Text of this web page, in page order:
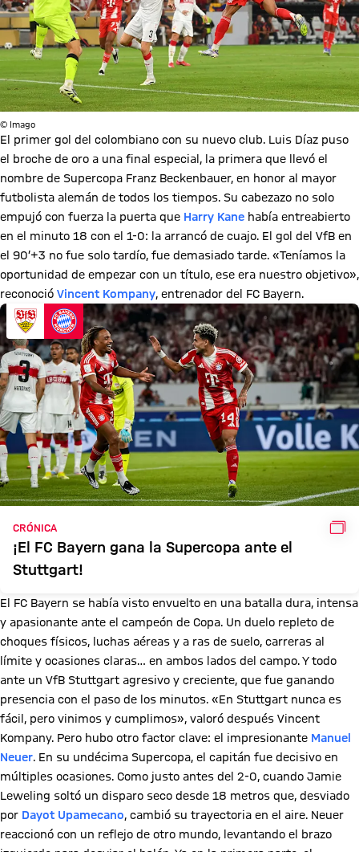
© Imago
El primer gol del colombiano con su nuevo club. Luis Díaz puso
el broche de oro a una final especial, la primera que llevó el
nombre de Supercopa Franz Beckenbauer, en honor al mayor
futbolista alemán de todos los tiempos. Su cabezazo no solo
empujó con fuerza la puerta que Harry Kane había entreabierto
en el minuto 18 con el 1-0: la arrancó de cuajo. El gol del VfB en
el 90’+3 no fue solo tardío, fue demasiado tarde. «Teníamos la
oportunidad de empezar con un título, ese era nuestro objetivo»,
reconoció Vincent Kompany, entrenador del FC Bayern.
CRÓNICA
¡El FC Bayern gana la Supercopa ante el
Stuttgart!
El FC Bayern se había visto envuelto en una batalla dura, intensa
y apasionante ante el campeón de Copa. Un duelo repleto de
choques físicos, luchas aéreas y a ras de suelo, carreras al
límite y ocasiones claras… en ambos lados del campo. Y todo
ante un VfB Stuttgart agresivo y creciente, que fue ganando
presencia con el paso de los minutos. «En Stuttgart nunca es
fácil, pero vinimos y cumplimos», valoró después Vincent
Kompany. Pero hubo otro factor clave: el impresionante Manuel
Neuer. En su undécima Supercopa, el capitán fue decisivo en
múltiples ocasiones. Como justo antes del 2-0, cuando Jamie
Leweling soltó un disparo seco desde 18 metros que, desviado
por Dayot Upamecano, cambió su trayectoria en el aire. Neuer
reaccionó con un reflejo de otro mundo, levantando el brazo